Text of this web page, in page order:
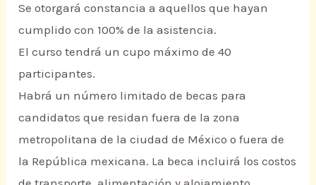
Se otorgará constancia a aquellos que hayan
cumplido con 100% de la asistencia.
El curso tendrá un cupo máximo de 40
participantes.
Habrá un número limitado de becas para
candidatos que residan fuera de la zona
metropolitana de la ciudad de México o fuera de
la República mexicana. La beca incluirá los costos